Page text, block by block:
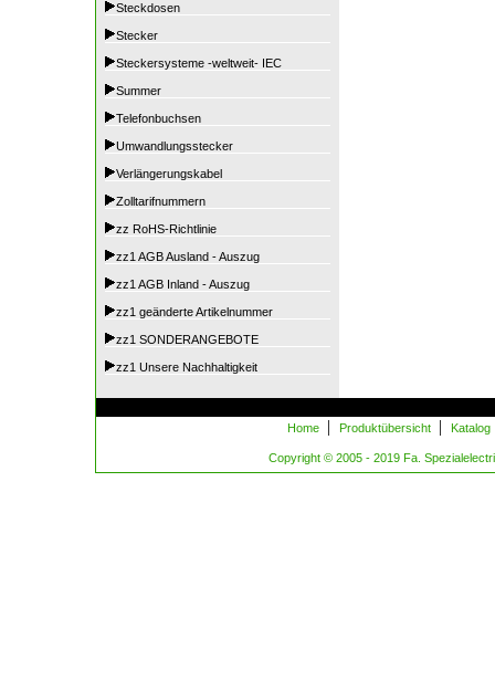
Steckdosen
Stecker
Steckersysteme -weltweit- IEC
Summer
Telefonbuchsen
Umwandlungsstecker
Verlängerungskabel
Zolltarifnummern
zz RoHS-Richtlinie
zz1 AGB Ausland - Auszug
zz1 AGB Inland - Auszug
zz1 geänderte Artikelnummer
zz1 SONDERANGEBOTE
zz1 Unsere Nachhaltigkeit
Home | Produktübersicht | Katalog
Copyright © 2005 - 2019 Fa.